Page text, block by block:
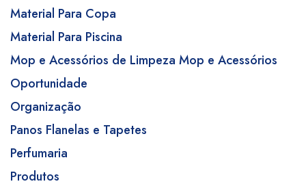
Material Para Copa
Material Para Piscina
Mop e Acessórios de Limpeza Mop e Acessórios
Oportunidade
Organização
Panos Flanelas e Tapetes
Perfumaria
Produtos